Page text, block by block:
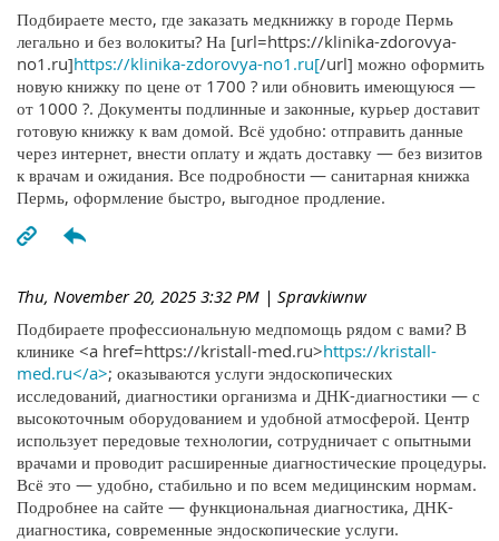
Подбираете место, где заказать медкнижку в городе Пермь
легально и без волокиты? На [url=https://klinika-zdorovya-
no1.ru]https://klinika-zdorovya-no1.ru[/url] можно оформить
новую книжку по цене от 1700 ? или обновить имеющуюся —
от 1000 ?. Документы подлинные и законные, курьер доставит
готовую книжку к вам домой. Всё удобно: отправить данные
через интернет, внести оплату и ждать доставку — без визитов
к врачам и ожидания. Все подробности — санитарная книжка
Пермь, оформление быстро, выгодное продление.
Thu, November 20, 2025 3:32 PM | Spravkiwnw
Подбираете профессиональную медпомощь рядом с вами? В
клинике <a href=https://kristall-med.ru>https://kristall-
med.ru</a>; оказываются услуги эндоскопических
исследований, диагностики организма и ДНК-диагностики — с
высокоточным оборудованием и удобной атмосферой. Центр
использует передовые технологии, сотрудничает с опытными
врачами и проводит расширенные диагностические процедуры.
Всё это — удобно, стабильно и по всем медицинским нормам.
Подробнее на сайте — функциональная диагностика, ДНК-
диагностика, современные эндоскопические услуги.